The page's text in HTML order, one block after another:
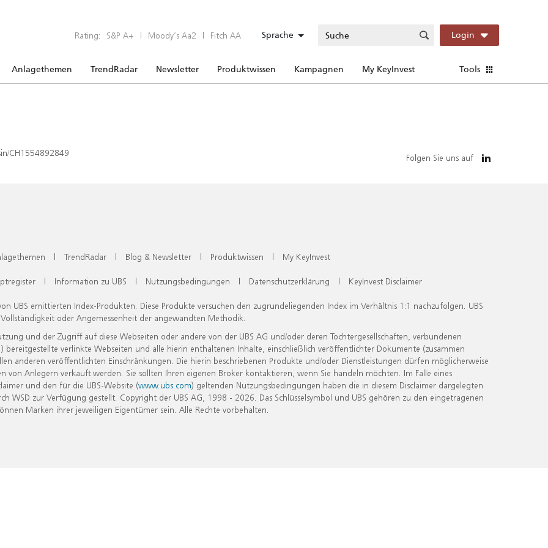
Rating: S&P A+ | Moody’s Aa2 | Fitch AA Sprache Login
Anlagethemen TrendRadar Newsletter Produktwissen Kampagnen My KeyInvest Tools
CH1554892849 Folgen Sie uns auf
| TrendRadar | Blog & Newsletter | Produktwissen | My KeyInvest
| Information zu UBS | Nutzungsbedingungen | Datenschutzerklärung | KeyInvest Disclaimer
UBS emittierten Index-Produkten. Diese Produkte versuchen den zugrundeliegenden Index im Verhältnis 1:1 nachzufolgen. UBS
oder Angemessenheit der angewandten Methodik.
und der Zugriff auf diese Webseiten oder andere von der UBS AG und/oder deren Tochtergesellschaften, verbundenen
verlinkte Webseiten und alle hierin enthaltenen Inhalte, einschließlich veröffentlichter Dokumente (zusammen
anderen veröffentlichten Einschränkungen. Die hierin beschriebenen Produkte und/oder Dienstleistungen dürfen möglicherweise
Anlegern verkauft werden. Sie sollten Ihren eigenen Broker kontaktieren, wenn Sie handeln möchten. Im Falle eines
und den für die UBS-Website (www.ubs.com) geltenden Nutzungsbedingungen haben die in diesem Disclaimer dargelegten
zur Verfügung gestellt. Copyright der UBS AG, 1998 - 2026. Das Schlüsselsymbol und UBS gehören zu den eingetragenen
Marken ihrer jeweiligen Eigentümer sein. Alle Rechte vorbehalten.